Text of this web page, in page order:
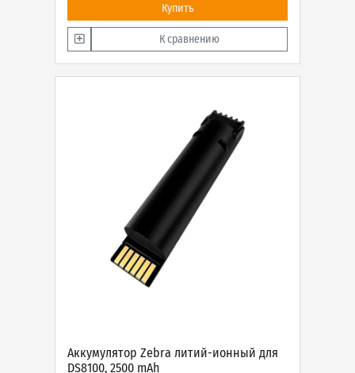
Купить
К сравнению
Аккумулятор Zebra литий-ионный для
DS8100, 2500 mAh